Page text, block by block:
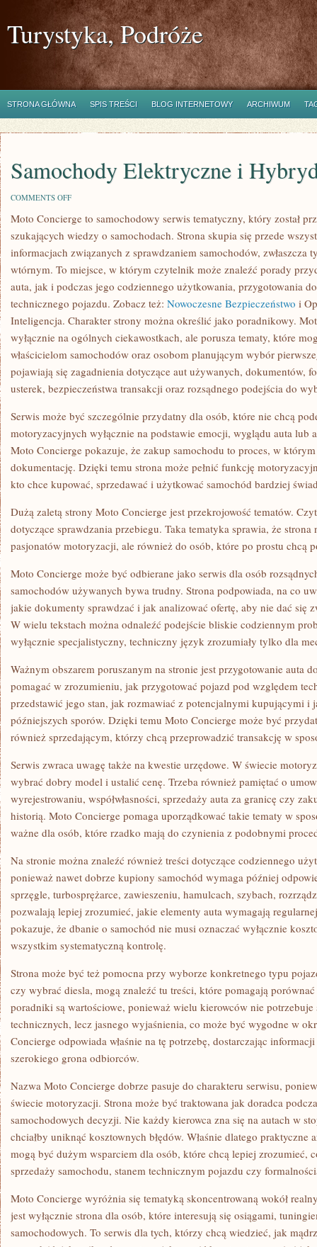
Turystyka, Podróże
STRONA GŁÓWNA SPIS TREŚCI BLOG INTERNETOWY ARCHIWUM
Samochody Elektryczne i
COMMENTS OFFON
ELEKTRYCZNE
HYBRYDOWE
Moto Concierge to samochodowy serwis tematyczny, który został
szukających wiedzy o samochodach. Strona skupia się przede
informacjach związanych z sprawdzaniem samochodów, zwłaszcza
wtórnym. To miejsce, w którym czytelnik może znaleźć porady
auta, jak i podczas jego codziennego użytkowania, przygotowania
technicznego pojazdu. Zobacz też: Nowoczesne Bezpieczeństwo i
Inteligencja. Charakter strony można określić jako poradnikowy.
wyłącznie na ogólnych ciekawostkach, ale porusza tematy, które
właścicielom samochodów oraz osobom planującym wybór
pojawiają się zagadnienia dotyczące aut używanych, dokumentów,
usterek, bezpieczeństwa transakcji oraz rozsądnego podejścia do
Serwis może być szczególnie przydatny dla osób, które nie chcą
motoryzacyjnych wyłącznie na podstawie emocji, wyglądu auta lub
Moto Concierge pokazuje, że zakup samochodu to proces, w
dokumentację. Dzięki temu strona może pełnić funkcję
kto chce kupować, sprzedawać i użytkować samochód bardziej
Dużą zaletą strony Moto Concierge jest przekrojowość tematów.
dotyczące sprawdzania przebiegu. Taka tematyka sprawia, że
pasjonatów motoryzacji, ale również do osób, które po prostu chcą
Moto Concierge może być odbierane jako serwis dla osób
samochodów używanych bywa trudny. Strona podpowiada, na co
jakie dokumenty sprawdzać i jak analizować ofertę, aby nie dać się
W wielu tekstach można odnaleźć podejście bliskie codziennym
wyłącznie specjalistyczny, techniczny język zrozumiały tylko dla
Ważnym obszarem poruszanym na stronie jest przygotowanie auta
pomagać w zrozumieniu, jak przygotować pojazd pod względem
przedstawić jego stan, jak rozmawiać z potencjalnymi kupującymi i
późniejszych sporów. Dzięki temu Moto Concierge może być
również sprzedającym, którzy chcą przeprowadzić transakcję w
Serwis zwraca uwagę także na kwestie urzędowe. W świecie
wybrać dobry model i ustalić cenę. Trzeba również pamiętać o
wyrejestrowaniu, współwłasności, sprzedaży auta za granicę czy
historią. Moto Concierge pomaga uporządkować takie tematy w
ważne dla osób, które rzadko mają do czynienia z podobnymi
Na stronie można znaleźć również treści dotyczące codziennego
ponieważ nawet dobrze kupiony samochód wymaga później
sprzęgle, turbosprężarce, zawieszeniu, hamulcach, szybach,
pozwalają lepiej zrozumieć, jakie elementy auta wymagają
pokazuje, że dbanie o samochód nie musi oznaczać wyłącznie
wszystkim systematyczną kontrolę.
Strona może być też pomocna przy wyborze konkretnego typu
czy wybrać diesla, mogą znaleźć tu treści, które pomagają
poradniki są wartościowe, ponieważ wielu kierowców nie
technicznych, lecz jasnego wyjaśnienia, co może być wygodne w
Concierge odpowiada właśnie na tę potrzebę, dostarczając
szerokiego grona odbiorców.
Nazwa Moto Concierge dobrze pasuje do charakteru serwisu,
świecie motoryzacji. Strona może być traktowana jak doradca
samochodowych decyzji. Nie każdy kierowca zna się na autach w
chciałby uniknąć kosztownych błędów. Właśnie dlatego
mogą być dużym wsparciem dla osób, które chcą lepiej zrozumieć,
sprzedaży samochodu, stanem technicznym pojazdu czy
Moto Concierge wyróżnia się tematyką skoncentrowaną wokół
jest wyłącznie strona dla osób, które interesują się osiągami,
samochodowych. To serwis dla tych, którzy chcą wiedzieć, jak